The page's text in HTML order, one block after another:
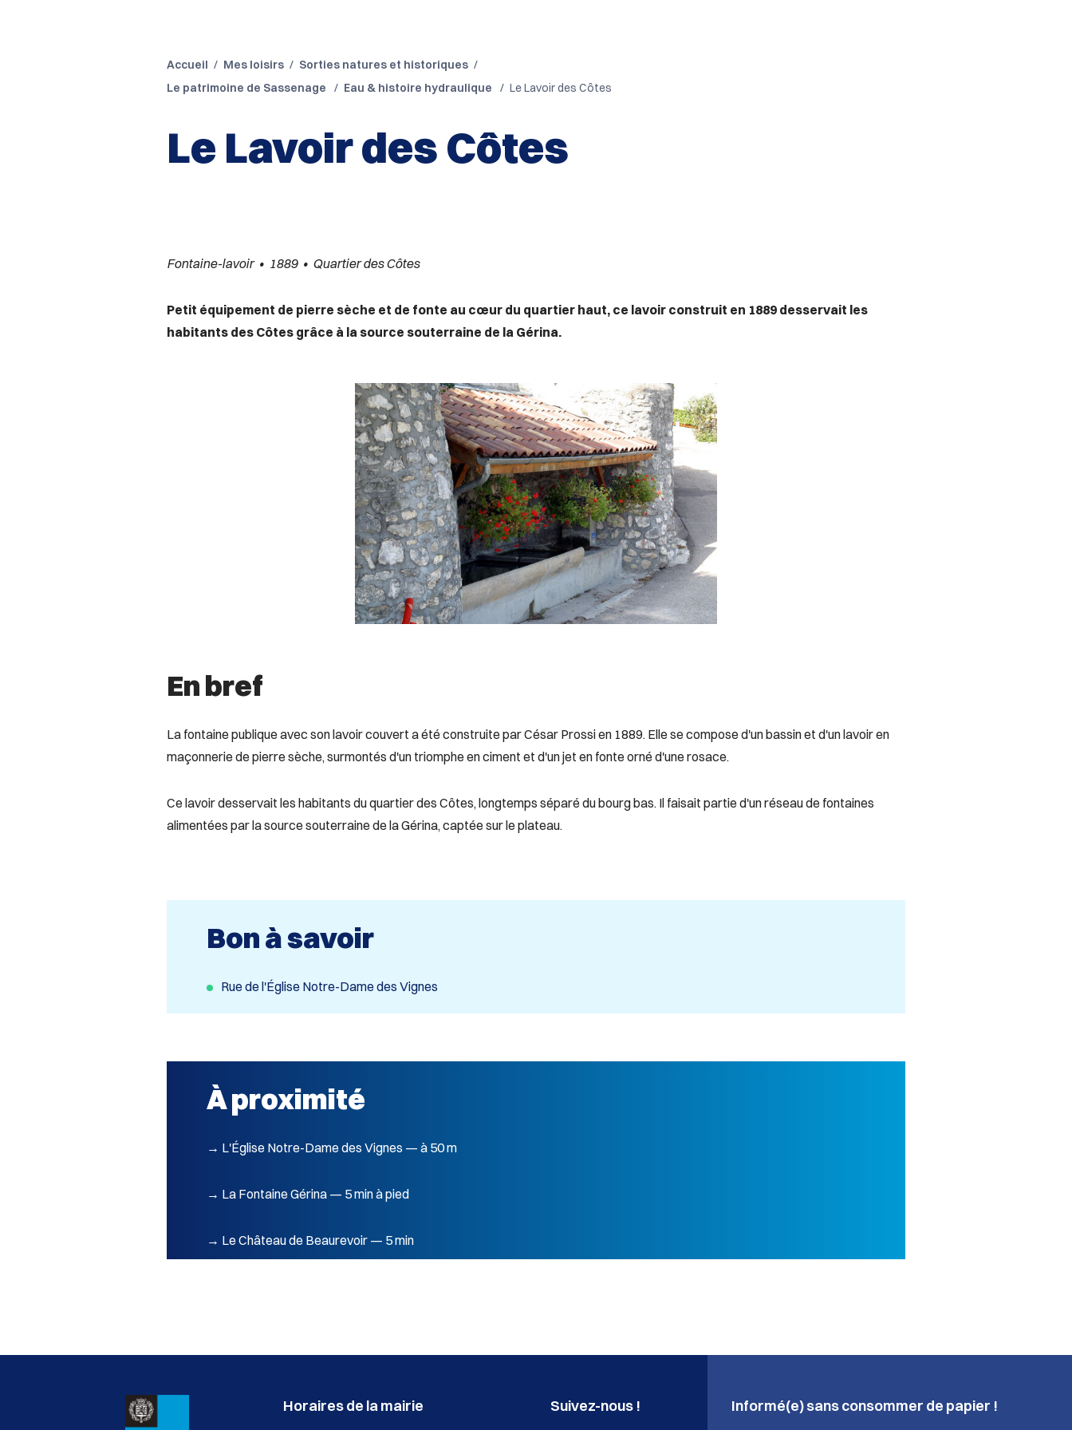
Accueil Mes loisirs
Sorties natures et historiques
Le patrimoine de Sassenage
Eau & histoire hydraulique Le Lavoir des Côtes
Le Lavoir des Côtes
Fontaine-lavoir • 1889 • Quartier des Côtes
Petit équipement de pierre sèche et de fonte au cœur du quartier haut, ce lavoir construit en 1889 desservait les
habitants des Côtes grâce à la source souterraine de la Gérina.
En bref
La fontaine publique avec son lavoir couvert a été construite par César Prossi en 1889. Elle se compose d'un bassin et d'un lavoir en
maçonnerie de pierre sèche, surmontés d'un triomphe en ciment et d'un jet en fonte orné d'une rosace.
Ce lavoir desservait les habitants du quartier des Côtes, longtemps séparé du bourg bas. Il faisait partie d'un réseau de fontaines
alimentées par la source souterraine de la Gérina, captée sur le plateau.
Bon à savoir
Rue de l'Église Notre-Dame des Vignes
À proximité
→ L'Église Notre-Dame des Vignes — à 50 m
→ La Fontaine Gérina — 5 min à pied
→ Le Château de Beaurevoir — 5 min
Horaires de la mairie Suivez-nous ! Informé(e) sans consommer de papier !